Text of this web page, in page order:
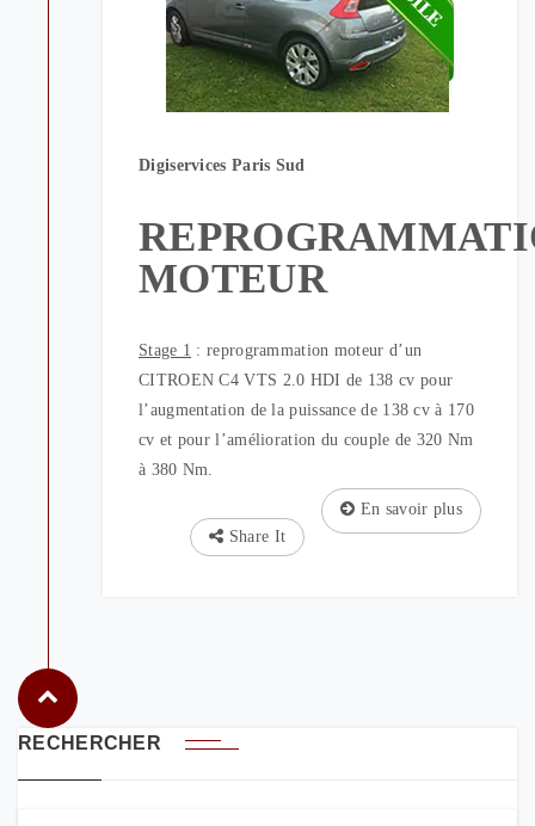
Digiservices Paris Sud
MOTEUR
Stage 1 : reprogrammation moteur d’un
CITROEN C4 VTS 2.0 HDI de 138 cv pour
l’augmentation de la puissance de 138 cv à 170
cv et pour l’amélioration du couple de 320 Nm
à 380 Nm.
En savoir plus
Share It
RECHERCHER